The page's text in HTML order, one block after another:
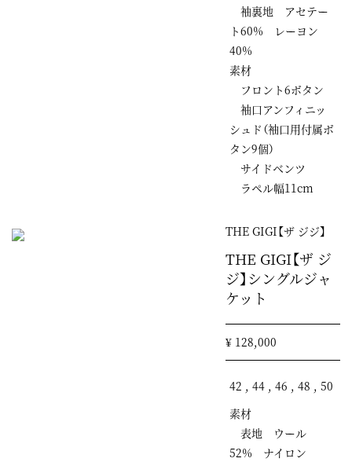
袖裏地 アセテー
ト60% レーヨン
40%
素材
フロント6ボタン
袖口アンフィニッ
シュド（袖口用付属ボ
タン9個）
サイドベンツ
ラペル幅11cm
THE GIGI【ザ ジジ】
THE GIGI【ザ ジ
ジ】シングルジャ
ケット
¥ 128,000
42 , 44 , 46 , 48 , 50
素材
表地 ウール
52% ナイロン